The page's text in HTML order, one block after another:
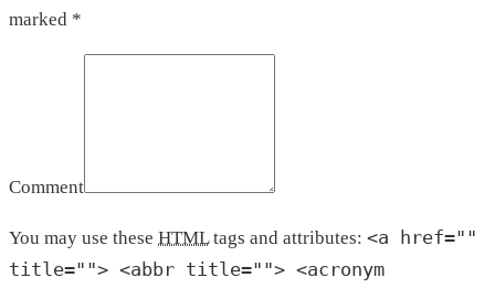
marked *
Comment
You may use these HTMLtags and attributes: <a href=""
title=""> <abbr title=""> <acronym